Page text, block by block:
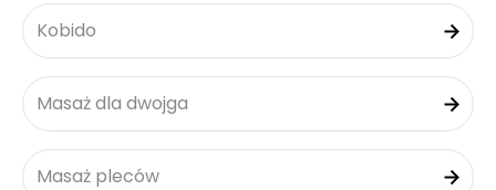
Kobido
Masaż dla dwojga
Masaż pleców